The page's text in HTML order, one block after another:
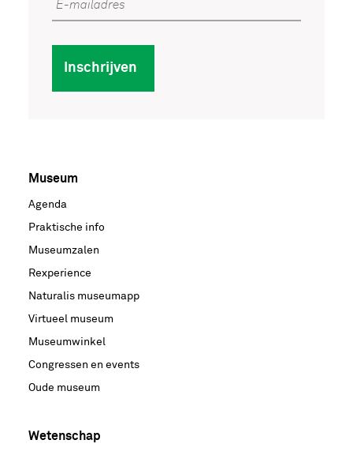
E-mailadres
Inschrijven
hoofdnavigatie
Museum
Agenda
Praktische info
Museumzalen
Rexperience
Naturalis museumapp
Virtueel museum
Museumwinkel
Congressen en events
Oude museum
Wetenschap